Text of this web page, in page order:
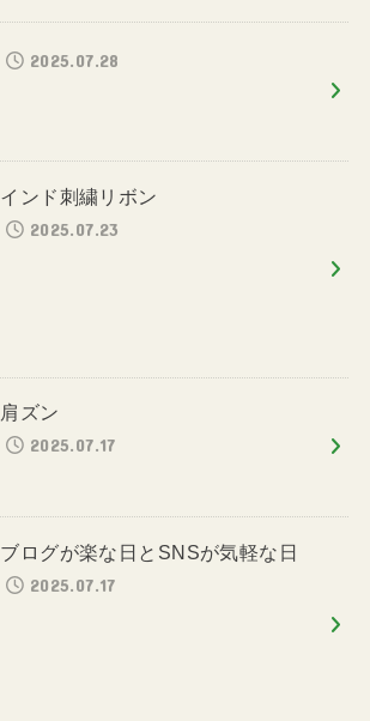
2025.07.28
インド刺繍リボン
2025.07.23
肩ズン
2025.07.17
ブログが楽な日とSNSが気軽な日
2025.07.17